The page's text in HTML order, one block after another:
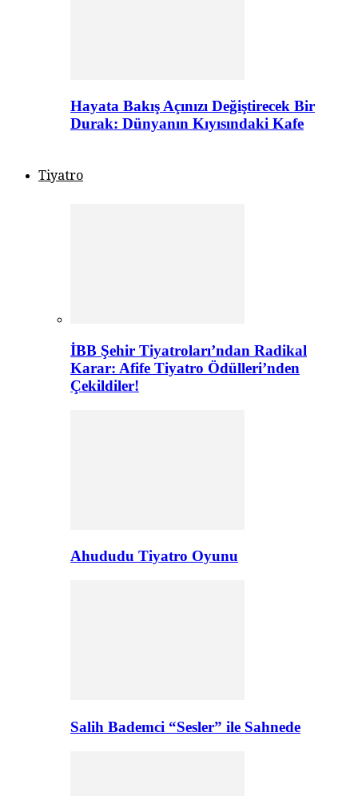
Hayata Bakış Açınızı Değiştirecek Bir
Durak: Dünyanın Kıyısındaki Kafe
Tiyatro
İBB Şehir Tiyatroları’ndan Radikal
Karar: Afife Tiyatro Ödülleri’nden
Çekildiler!
Ahududu Tiyatro Oyunu
Salih Bademci “Sesler” ile Sahnede